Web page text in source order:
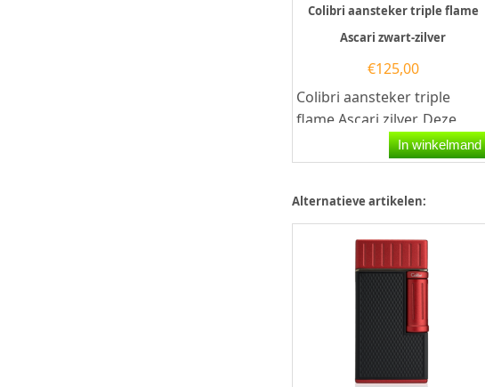
Colibri aansteker triple flame
Ascari zwart-zilver
€125,00
Colibri aansteker triple
flame Ascari zilver. Deze
Colibri aansteker heeft een
krachtige Triple-Jet...
In winkelmand
Alternatieve artikelen: